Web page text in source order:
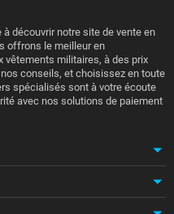
découvrir notre site de vente en
offrons le meilleur en
vêtements militaires, à des prix
conseils, et choisissez en toute
spécialisés sont à votre écoute
avec nos solutions de paiement